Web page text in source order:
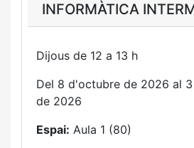
INFORMÀTICA
Dijous de 12 a 13 h
Del 8 d'octubre de 2026 al
de 2026
Espai: Aula 1 (80)